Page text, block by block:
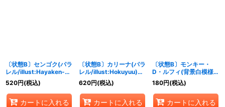
〔状態B〕センゴク(パラ
レル/illust:Hayaken-
sarena)【R/P】{OP07-
046}
520円(税込)
カートに入れる
〔状態B〕カリーナ(パラ
レル/illust:Hokuyuu)
【R/P】{OP07-005}
620円(税込)
カートに入れる
〔状態B〕モンキー・
D・ルフィ(背景白模様有
り/ エラー修正
前/illust:nakamaru)
【SR】{OP07-109}
180円(税込)
カートに入れる